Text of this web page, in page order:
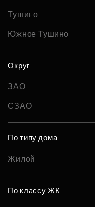
Тушино
Южное Тушино
Округ
ЗАО
СЗАО
По типу дома
Жилой
По классу ЖК